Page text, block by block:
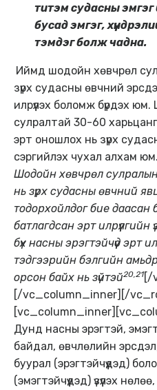
титэм судасны эмгэг
бусад эмгэг,
тэмдэг болж чадна.
Иймд шодойн хөвчрөл
зүрх судасны өвчний
илрүүлэх боломж бүрдэх
сулралтай 30-60
эрт оношлох нь зүрх
сэргийлэх чухал алхам юм.
Шодойн хөвчрөл
нь зүрх судасны өвчний
тодорхойлдог бие даасан
батлагдсан эрт илрүүлгийн
бүх насны эрэгтэйчүүд эрт
тэдгээрийн бэлгийн
орсон байх нь зүйтэй20,21[/
[/vc_column_inner][/
Дунд насны эрэгтэй,
байдал, өвчлөлийн
буурал (эрэгтэйчүүдэд)
(эмэгтэйчүүдэд) үзүүлэх